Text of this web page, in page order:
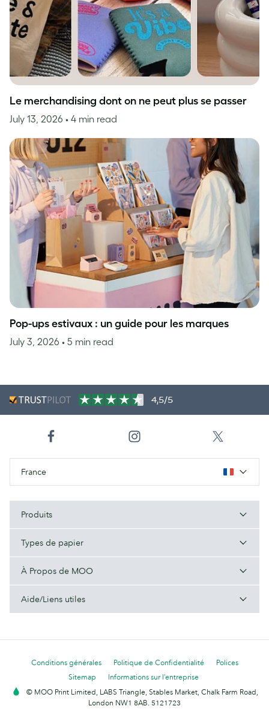
Le merchandising dont on ne peut plus se passer
July 13, 2026 • 4 min read
Pop-ups estivaux : un guide pour les marques
July 3, 2026 • 5 min read
4,5/5
France
Produits
Types de papier
À Propos de MOO
Aide/Liens utiles
Conditions générales Politique de Confidentialité
Polices
Sitemap
Informations sur l’entreprise
© MOO Print Limited, LABS Triangle, Stables Market, Chalk Farm Road,
London NW1 8AB. 5121723